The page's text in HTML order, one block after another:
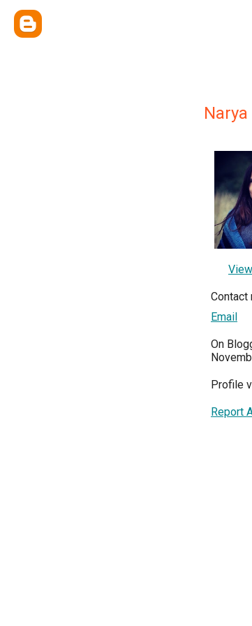
Narya
Contact
Email
On
Profile
Report